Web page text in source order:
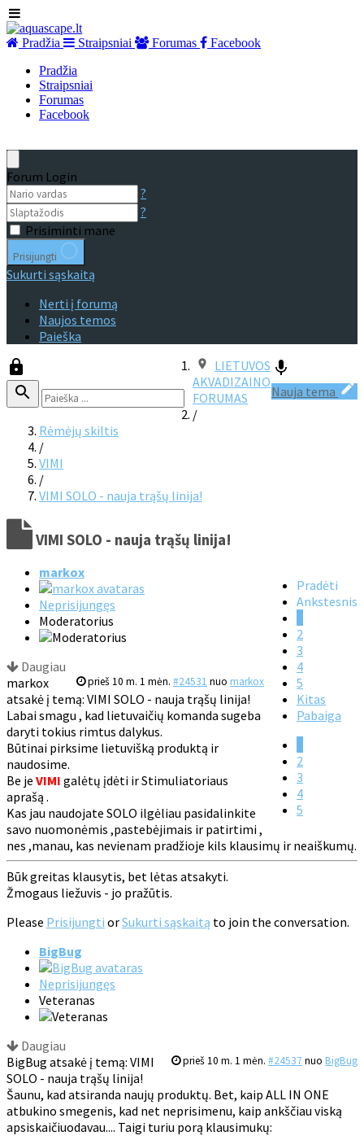
Pradžia Straipsniai Forumas
Facebook
Pradžia
Straipsniai
Forumas
Facebook
Forum Login
?
?
Prisiminti mane
Prisijungti
Sukurti sąskaitą
Nerti į forumą
Naujos temos
Paieška
Nauja tema
LIETUVOS
AKVADIZAINO
FORUMAS
/
Rėmėjų skiltis
/
VIMI
/
VIMI SOLO - nauja trąšų linija!
VIMI SOLO - nauja trąšų linija!
Pradėti
Ankstesnis
2
3
4
5
Kitas
Pabaiga
2
3
4
5
markox
Neprisijungęs
Moderatorius
Daugiau
prieš 10 m. 1 mėn. #24531 nuo markox
markox
atsakė į temą: VIMI SOLO - nauja trąšų linija!
Labai smagu , kad lietuvaičių komanda sugeba
daryti tokius rimtus dalykus.
Būtinai pirksime lietuvišką produktą ir
naudosime.
Be je VIMI galėtų įdėti ir Stimuliatoriaus
aprašą .
Kas jau naudojate SOLO ilgėliau pasidalinkite
savo nuomonėmis ,pastebėjimais ir patirtimi ,
nes ,manau, kas nevienam pradžioje kils klausimų ir neaiškumų.
Būk greitas klausytis, bet lėtas atsakyti.
Žmogaus liežuvis - jo pražūtis.
Please Prisijungti orSukurti sąskaitą to join the conversation.
BigBug
Neprisijungęs
Veteranas
Daugiau
prieš 10 m. 1 mėn. #24537 nuo BigBug
BigBug atsakė į temą: VIMI
SOLO - nauja trąšų linija!
Šaunu, kad atsiranda naujų produktų. Bet, kaip ALL IN ONE
atbukino smegenis, kad net neprisimenu, kaip ankščiau viską
apsiskaičiuodavau.... Taigi turiu porą klausimukų: